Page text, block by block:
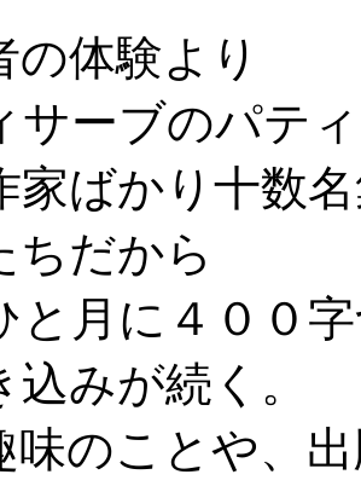
の体験より
サーブのパテ
家ばかり十数
ちだから
と月に４００
みが続く。
味のことや、